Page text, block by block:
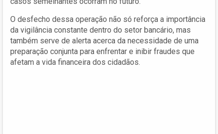
O desfecho dessa operação não só reforça a importância
da vigilância constante dentro do setor bancário, mas
também serve de alerta acerca da necessidade de uma
preparação conjunta para enfrentar e inibir fraudes que
afetam a vida financeira dos cidadãos.